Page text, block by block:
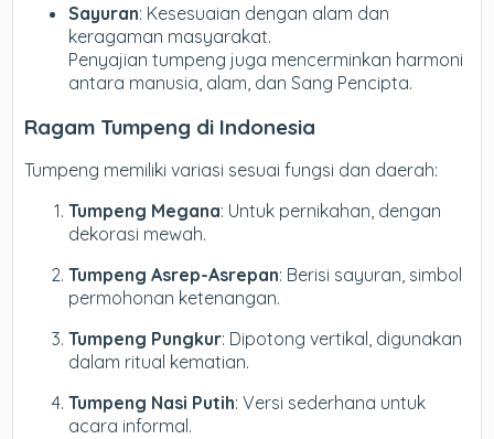
Sayuran: Kesesuaian dengan alam dan
keragaman masyarakat.
Penyajian tumpeng juga mencerminkan harmoni
antara manusia, alam, dan Sang Pencipta.
Ragam Tumpeng di Indonesia
Tumpeng memiliki variasi sesuai fungsi dan daerah:
Tumpeng Megana: Untuk pernikahan, dengan
dekorasi mewah.
Tumpeng Asrep-Asrepan: Berisi sayuran, simbol
permohonan ketenangan.
Tumpeng Pungkur: Dipotong vertikal, digunakan
dalam ritual kematian.
Tumpeng Nasi Putih: Versi sederhana untuk
acara informal.